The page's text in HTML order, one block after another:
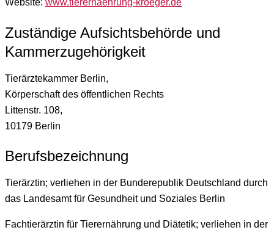
Website: www.tierernaehrung-kroeger.de
Zuständige Aufsichtsbehörde und
Kammerzugehörigkeit
Tierärztekammer Berlin,
Körperschaft des öffentlichen Rechts
Littenstr. 108,
10179 Berlin
Berufsbezeichnung
Tierärztin; verliehen in der Bunderepublik Deutschland durch
das Landesamt für Gesundheit und Soziales Berlin
Fachtierärztin für Tierernährung und Diätetik; verliehen in der